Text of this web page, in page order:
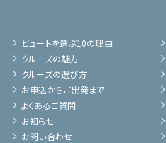
ビュートを選ぶ10の理由
クルーズの魅力
クルーズの選び方
お申込からご出発まで
よくあるご質問
お知らせ
お問い合わせ